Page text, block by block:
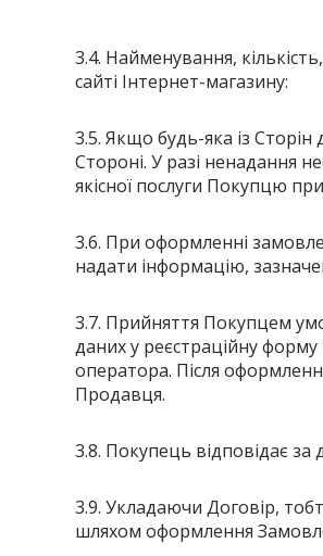
3.4. Найменування,
сайті Інтернет-магазину:
3.5. Якщо будь-яка із Сторін
Стороні. У разі ненадання
якісної послуги Покупцю
3.6. При оформленні
надати інформацію,
3.7. Прийняття Покупцем
даних у реєстраційну
оператора. Після
Продавця.
3.8. Покупець відповідає за
3.9. Укладаючи Договір,
шляхом оформлення